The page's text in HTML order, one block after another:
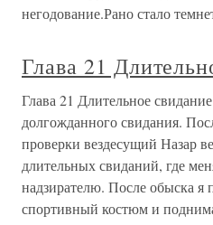
негодование.Рано стало
Глава 21
Глава 21 Длительное
долгожданного свидания.
проверки вездесущий Назар
длительных свиданий, где
надзирателю. После обыска я
спортивный костюм и